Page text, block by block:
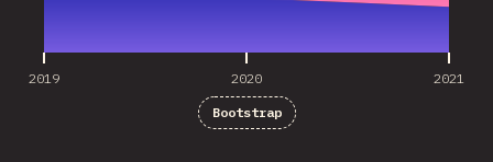
2019 2020 2021
Bootstrap